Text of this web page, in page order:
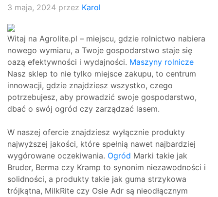
3 maja, 2024 przez Karol
Witaj na Agrolite.pl – miejscu, gdzie rolnictwo nabiera
nowego wymiaru, a Twoje gospodarstwo staje się
oazą efektywności i wydajności. Maszyny rolnicze
Nasz sklep to nie tylko miejsce zakupu, to centrum
innowacji, gdzie znajdziesz wszystko, czego
potrzebujesz, aby prowadzić swoje gospodarstwo,
dbać o swój ogród czy zarządzać lasem.
W naszej ofercie znajdziesz wyłącznie produkty
najwyższej jakości, które spełnią nawet najbardziej
wygórowane oczekiwania. Ogród Marki takie jak
Bruder, Berma czy Kramp to synonim niezawodności i
solidności, a produkty takie jak guma strzykowa
trójkątna, MilkRite czy Osie Adr są nieodłącznym